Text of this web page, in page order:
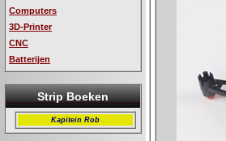
Computers
3D-Printer
CNC
Batterijen
Strip Boeken
Kapitein Rob